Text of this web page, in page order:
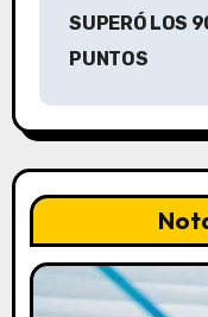
c
i
ó
n
d
SUPERÓ LOS
PUNTOS